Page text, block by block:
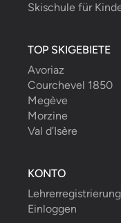
08/03/2022
Pierre-Louis war
fantastisch und
freundliche
ermutigend,
kann ihn nicht
Skischule für
TOP SKIGEBIETE
Avoriaz
Courchevel 1850
Megève
Morzine
Val d’Isère
KONTO
Lehrerregistrierung
Einloggen